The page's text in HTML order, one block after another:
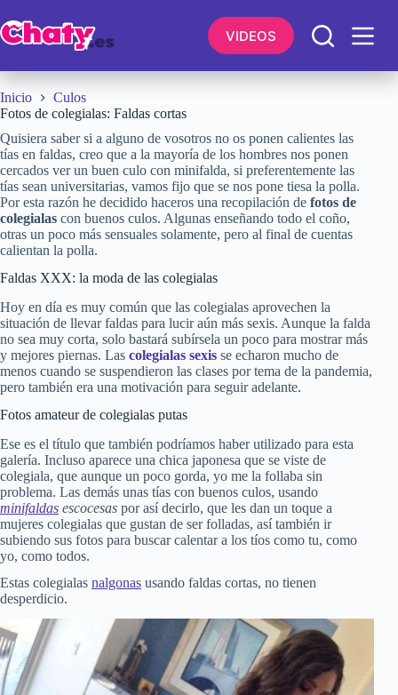
al
contenido
VIDEOS
Inicio
Culos
Fotos de colegialas: Faldas cortas
Quisiera saber si a alguno de vosotros no os ponen calientes las
tías en faldas, creo que a la mayoría de los hombres nos ponen
cercados ver un buen culo con minifalda, si preferentemente las
tías sean universitarias, vamos fijo que se nos pone tiesa la polla.
Por esta razón he decidido haceros una recopilación de fotos de
colegialas con buenos culos. Algunas enseñando todo el coño,
otras un poco más sensuales solamente, pero al final de cuentas
calientan la polla.
Faldas XXX: la moda de las colegialas
Hoy en día es muy común que las colegialas aprovechen la
situación de llevar faldas para lucir aún más sexis. Aunque la falda
no sea muy corta, solo bastará subírsela un poco para mostrar más
y mejores piernas. Las colegialas sexis se echaron mucho de
menos cuando se suspendieron las clases por tema de la pandemia,
pero también era una motivación para seguir adelante.
Fotos amateur de colegialas putas
Ese es el título que también podríamos haber utilizado para esta
galería. Incluso aparece una chica japonesa que se viste de
colegiala, que aunque un poco gorda, yo me la follaba sin
problema. Las demás unas tías con buenos culos, usando
minifaldas escocesas por así decirlo, que les dan un toque a
mujeres colegialas que gustan de ser folladas, así también ir
subiendo sus fotos para buscar calentar a los tíos como tu, como
yo, como todos.
Estas colegialas nalgonas usando faldas cortas, no tienen
desperdicio.